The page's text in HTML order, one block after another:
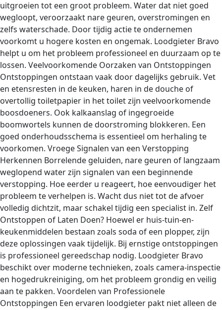
uitgroeien tot een groot probleem. Water dat niet goed
wegloopt, veroorzaakt nare geuren, overstromingen en
zelfs waterschade. Door tijdig actie te ondernemen
voorkomt u hogere kosten en ongemak. Loodgieter Bravo
helpt u om het probleem professioneel en duurzaam op te
lossen. Veelvoorkomende Oorzaken van Ontstoppingen
Ontstoppingen ontstaan vaak door dagelijks gebruik. Vet
en etensresten in de keuken, haren in de douche of
overtollig toiletpapier in het toilet zijn veelvoorkomende
boosdoeners. Ook kalkaanslag of ingegroeide
boomwortels kunnen de doorstroming blokkeren. Een
goed onderhoudsschema is essentieel om herhaling te
voorkomen. Vroege Signalen van een Verstopping
Herkennen Borrelende geluiden, nare geuren of langzaam
weglopend water zijn signalen van een beginnende
verstopping. Hoe eerder u reageert, hoe eenvoudiger het
probleem te verhelpen is. Wacht dus niet tot de afvoer
volledig dichtzit, maar schakel tijdig een specialist in. Zelf
Ontstoppen of Laten Doen? Hoewel er huis-tuin-en-
keukenmiddelen bestaan zoals soda of een plopper, zijn
deze oplossingen vaak tijdelijk. Bij ernstige ontstoppingen
is professioneel gereedschap nodig. Loodgieter Bravo
beschikt over moderne technieken, zoals camera-inspectie
en hogedrukreiniging, om het probleem grondig en veilig
aan te pakken. Voordelen van Professionele
Ontstoppingen Een ervaren loodgieter pakt niet alleen de